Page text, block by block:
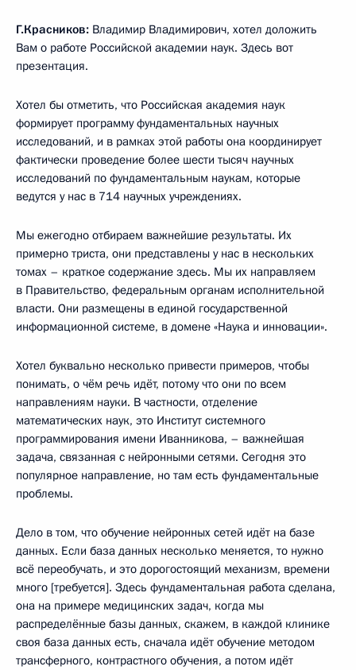
Г.Красников: Владимир Владимирович, хотел доложить
Вам о работе Российской академии наук. Здесь вот
презентация.
Хотел бы отметить, что Российская академия наук
формирует программу фундаментальных научных
исследований, и в рамках этой работы она координирует
фактически проведение более шести тысяч научных
исследований по фундаментальным наукам, которые
ведутся у нас в 714 научных учреждениях.
Мы ежегодно отбираем важнейшие результаты. Их
примерно триста, они представлены у нас в нескольких
томах – краткое содержание здесь. Мы их направляем
в Правительство, федеральным органам исполнительной
власти. Они размещены в единой государственной
информационной системе, в домене «Наука и инновации».
Хотел буквально несколько привести примеров, чтобы
понимать, о чём речь идёт, потому что они по всем
направлениям науки. В частности, отделение
математических наук, это Институт системного
программирования имени Иванникова, – важнейшая
задача, связанная с нейронными сетями. Сегодня это
популярное направление, но там есть фундаментальные
проблемы.
Дело в том, что обучение нейронных сетей идёт на базе
данных. Если база данных несколько меняется, то нужно
всё переобучать, и это дорогостоящий механизм, времени
много [требуется]. Здесь фундаментальная работа сделана,
она на примере медицинских задач, когда мы
распределённые базы данных, скажем, в каждой клинике
своя база данных есть, сначала идёт обучение методом
трансферного, контрастного обучения, а потом идёт